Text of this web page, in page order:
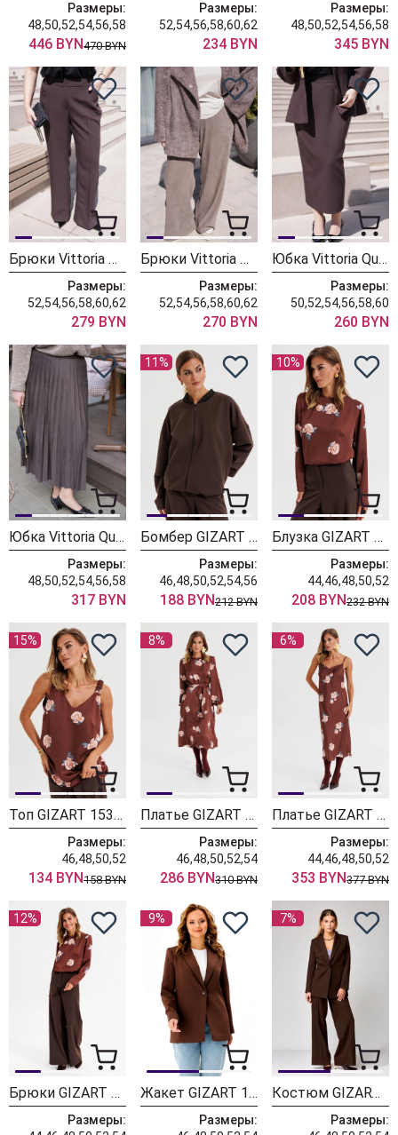
Размеры:
48,50,52,54,56,58
446 BYN470 BYN
Размеры:
52,54,56,58,60,62
234 BYN
Размеры:
48,50,52,54,56,58
345 BYN
Брюки Vittoria Queen 30853/1 шоколадный
Размеры:
52,54,56,58,60,62
279 BYN
Брюки Vittoria Queen 30823 капучино
Размеры:
52,54,56,58,60,62
270 BYN
Юбка Vittoria Queen 30753 шоколадная
Размеры:
50,52,54,56,58,60
260 BYN
Юбка Vittoria Queen 30453 тауп
Размеры:
48,50,52,54,56,58
317 BYN
11%
Бомбер GIZART 5447 шоколадный
Размеры:
46,48,50,52,54,56
188 BYN212 BYN
10%
Блузка GIZART 15434 капучино + принт цветы
Размеры:
44,46,48,50,52
208 BYN232 BYN
15%
Топ GIZART 15328 капучино + принт цветы
Размеры:
46,48,50,52
134 BYN158 BYN
8%
Платье GIZART 5103 капучино + принт цветы
Размеры:
46,48,50,52,54
286 BYN310 BYN
6%
Платье GIZART 25300 капучино + принт цветы
Размеры:
44,46,48,50,52
353 BYN377 BYN
12%
Брюки GIZART 35204 шоколадный
Размеры:
9%
Жакет GIZART 15152 шоколадный
Размеры:
7%
Костюм GIZART 5271 шоколадный
Размеры: